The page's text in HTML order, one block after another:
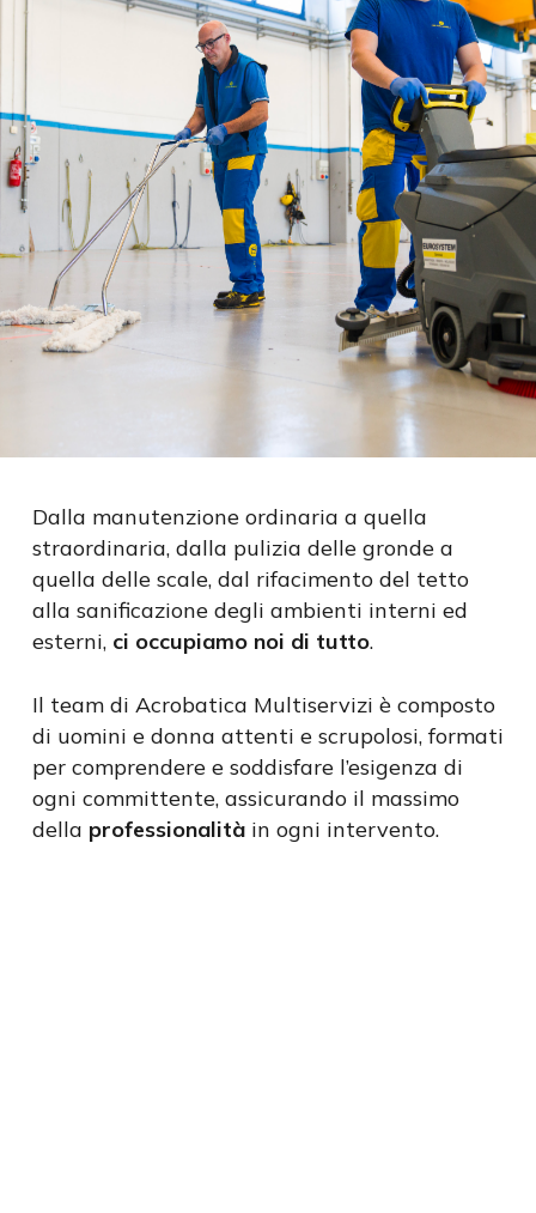
Dalla manutenzione ordinaria a quella
straordinaria, dalla pulizia delle gronde a
quella delle scale, dal rifacimento del tetto
alla sanificazione degli ambienti interni ed
esterni, ci occupiamo noi di tutto.
Il team di Acrobatica Multiservizi è composto
di uomini e donna attenti e scrupolosi, formati
per comprendere e soddisfare l’esigenza di
ogni committente, assicurando il massimo
della professionalitàin ogni intervento.